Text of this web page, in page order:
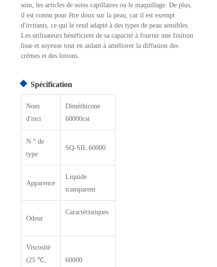
soin, les articles de soins capillaires ou le maquillage. De plus,
il est connu pour être doux sur la peau, car il est exempt
d'irritants, ce qui le rend adapté à des types de peau sensibles.
Les utilisateurs bénéficient de sa capacité à fournir une finition
lisse et soyeuse tout en aidant à améliorer la diffusion des
crèmes et des lotions.
Spécification
Nom
d'inci
Diméthicone
60000cst
N ° de
type
SQ-SIL 60000
Apparence
Liquide
transparent
Odeur
Caractéristiques
Viscosité
(25 ℃,
60000